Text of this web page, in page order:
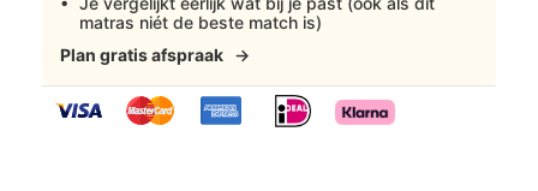
matras niét de beste match is)
Plan gratis afspraak →